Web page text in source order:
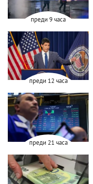
преди 9 часа
преди 12 часа
преди 21 часа